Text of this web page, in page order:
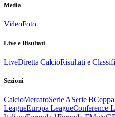
Media
VideoFoto
Live e Risultati
LiveDiretta CalcioRisultati e
Sezioni
CalcioMercatoSerie ASerie B
LeagueEuropa LeagueConference